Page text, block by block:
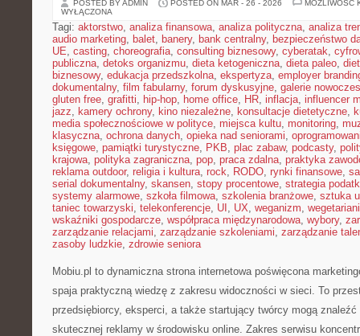
POSTED BY ADMIN POSTED ON MAR - 26 - 2026
MOŻLIWOŚĆ
WYŁĄCZONA
Tagi: aktorstwo, analiza finansowa, analiza polityczna, analiza
audio marketing, balet, banery, bank centralny, bezpieczeństwo
UE, casting, choreografia, consulting biznesowy, cyberatak,
publiczna, detoks organizmu, dieta ketogeniczna, dieta paleo,
biznesowy, edukacja przedszkolna, ekspertyza, employer
dokumentalny, film fabularny, forum dyskusyjne, galerie
gluten free, grafitti, hip-hop, home office, HR, inflacja, influencer
jazz, kamery ochrony, kino niezależne, konsultacje dietetyczne,
media społecznościowe w polityce, miejsca kultu, monitoring,
klasyczna, ochrona danych, opieka nad seniorami,
księgowe, pamiątki turystyczne, PKB, plac zabaw, podcasty,
krajowa, polityka zagraniczna, pop, praca zdalna, praktyka
reklama outdoor, religia i kultura, rock, RODO, rynki finansowe,
serial dokumentalny, skansen, stopy procentowe, strategia
systemy alarmowe, szkoła filmowa, szkolenia branżowe, sztuka
taniec towarzyski, telekonferencje, UI , UX, weganizm,
wskaźniki gospodarcze, współpraca międzynarodowa, wybory,
zarządzanie relacjami, zarządzanie szkoleniami, zarządzanie
zasoby ludzkie, zdrowie seniora
Mobiu.pl to dynamiczna strona internetowa poświęcona
spaja praktyczną wiedzę z zakresu widoczności w sieci. To
przedsiębiorcy, eksperci, a także startujący twórcy mogą znaleźć
skutecznej reklamy w środowisku online. Zakres serwisu